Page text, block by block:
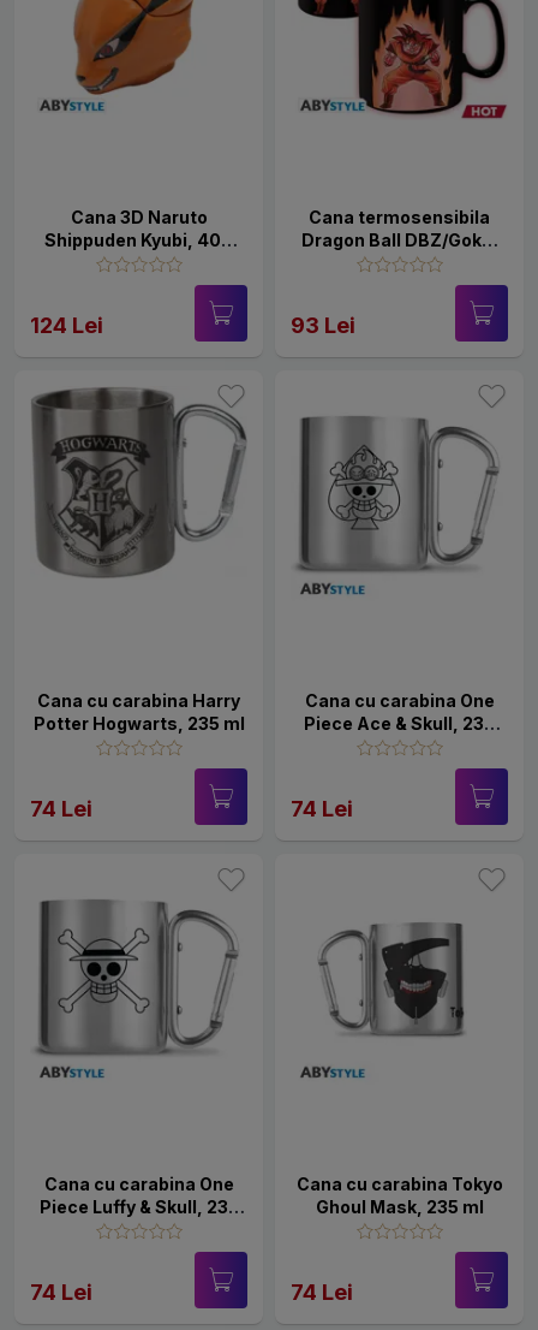
Cana 3D Naruto
Shippuden Kyubi, 400
ml
124 Lei
Cana termosensibila
Dragon Ball DBZ/Goku,
460 ml
93 Lei
Cana cu carabina Harry
Potter Hogwarts, 235 ml
74 Lei
Cana cu carabina One
Piece Ace & Skull, 235
ml
74 Lei
Cana cu carabina One
Piece Luffy & Skull, 235
ml
74 Lei
Cana cu carabina Tokyo
Ghoul Mask, 235 ml
74 Lei